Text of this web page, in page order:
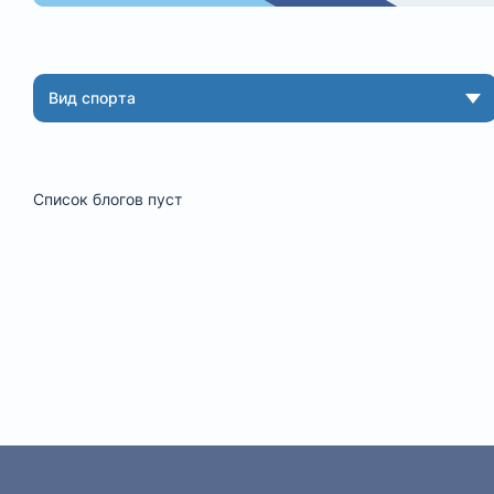
Вид спорта
Список блогов пуст